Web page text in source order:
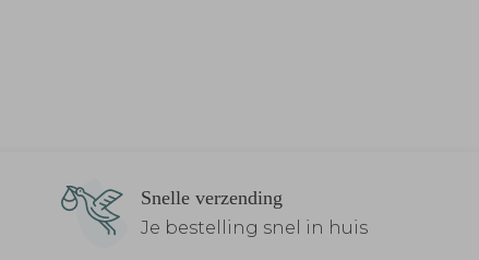
Snelle verzending
Je bestelling snel in huis